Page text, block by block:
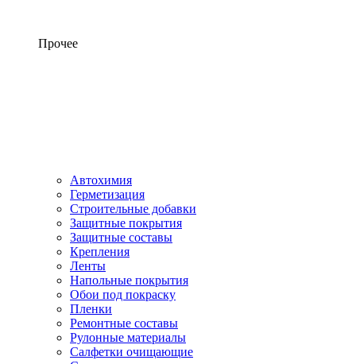
Прочее
Автохимия
Герметизация
Строительные добавки
Защитные покрытия
Защитные составы
Крепления
Ленты
Напольные покрытия
Обои под покраску
Пленки
Ремонтные составы
Рулонные материалы
Салфетки очищающие